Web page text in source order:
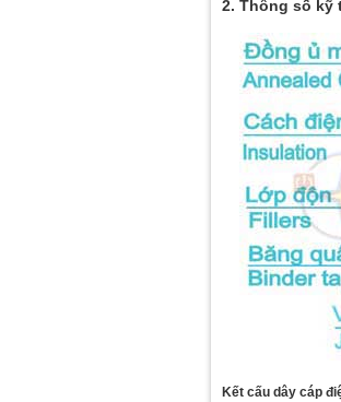
2. Thông số kỹ
Kết cấu dây cáp